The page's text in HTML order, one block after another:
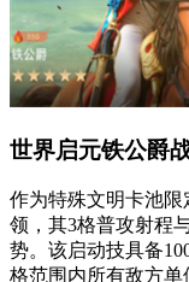
世界启元铁公爵
作为特殊文明卡池
领，其3格普攻射程
势。该启动技具备
格范围内所有敌方